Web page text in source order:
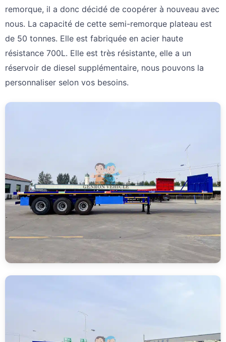
remorque, il a donc décidé de coopérer à nouveau avec
nous. La capacité de cette semi-remorque plateau est
de 50 tonnes. Elle est fabriquée en acier haute
résistance 700L. Elle est très résistante, elle a un
réservoir de diesel supplémentaire, nous pouvons la
personnaliser selon vos besoins.